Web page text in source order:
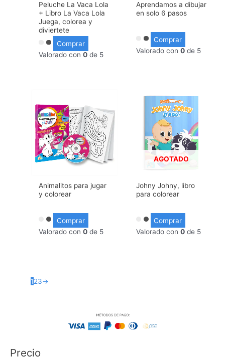
Precio
P
Peluche La Vaca Lola
+ Libro La Vaca Lola
Juega, colorea y
diviertete
Comprar
Valorado con0 de 5
Aprendamos a dibujar
en solo 6 pasos
Comprar
Valorado con 0de 5
Animalitos para jugar
y colorear
Comprar
Valorado con0 de 5
AGOTADO
Johny Johny, libro
para colorear
Comprar
Valorado con 0de 5
123→